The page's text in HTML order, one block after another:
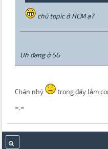
chủ topic ở HCM ạ?
Uh đang ở SG
Chán nhỷ
trong đấy lắm
=.=